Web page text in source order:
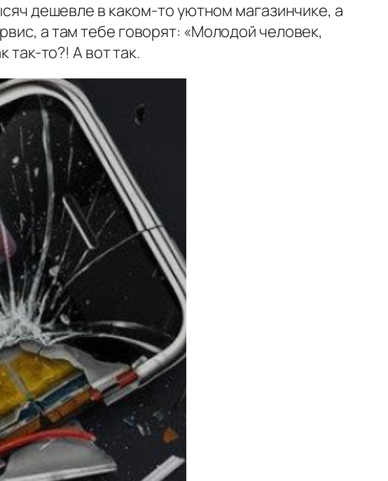
дешевле в каком-то уютном магазинчике, а
а там тебе говорят: «Молодой человек,
то?! А вот так.